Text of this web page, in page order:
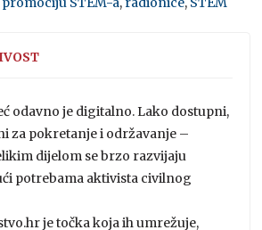
odavno je digitalno. Lako dostupni,
za pokretanje i održavanje –
dijelom se brzo razvijaju
potrebama aktivista civilnog
je točka koja ih umrežuje,